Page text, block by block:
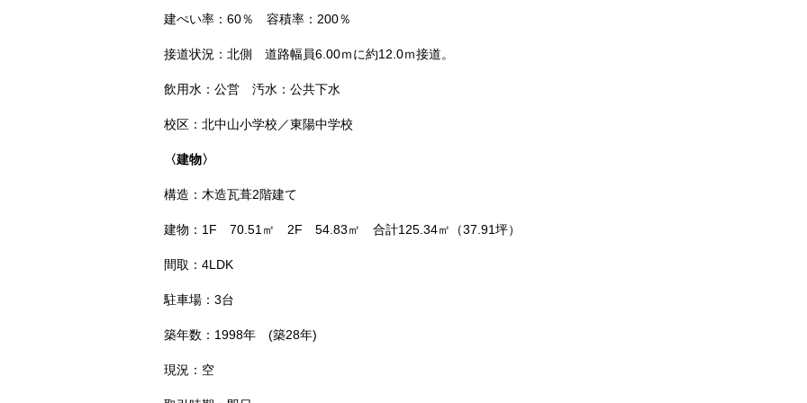
建ぺい率：60％ 容積率：200％
接道状況：北側 道路幅員6.00ｍに約12.0ｍ接道。
飲用水：公営 汚水：公共下水
校区：北中山小学校／東陽中学校
〈建物〉
構造：木造瓦葺2階建て
建物：1F 70.51㎡ 2F 54.83㎡ 合計125.34㎡（37.91坪）
間取：4LDK
駐車場：3台
築年数：1998年 (築28年)
現況：空